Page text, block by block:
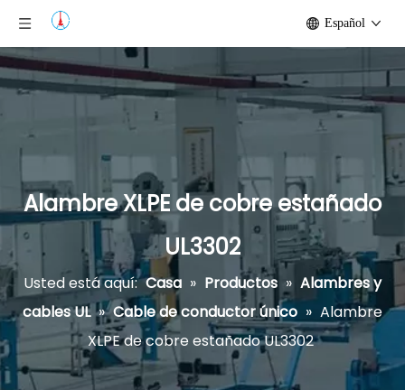
Español
Alambre XLPE de cobre estañado
UL3302
Usted está aquí: Casa » Productos » Alambres y
cables UL » Cable de conductor único » Alambre
XLPE de cobre estañado UL3302